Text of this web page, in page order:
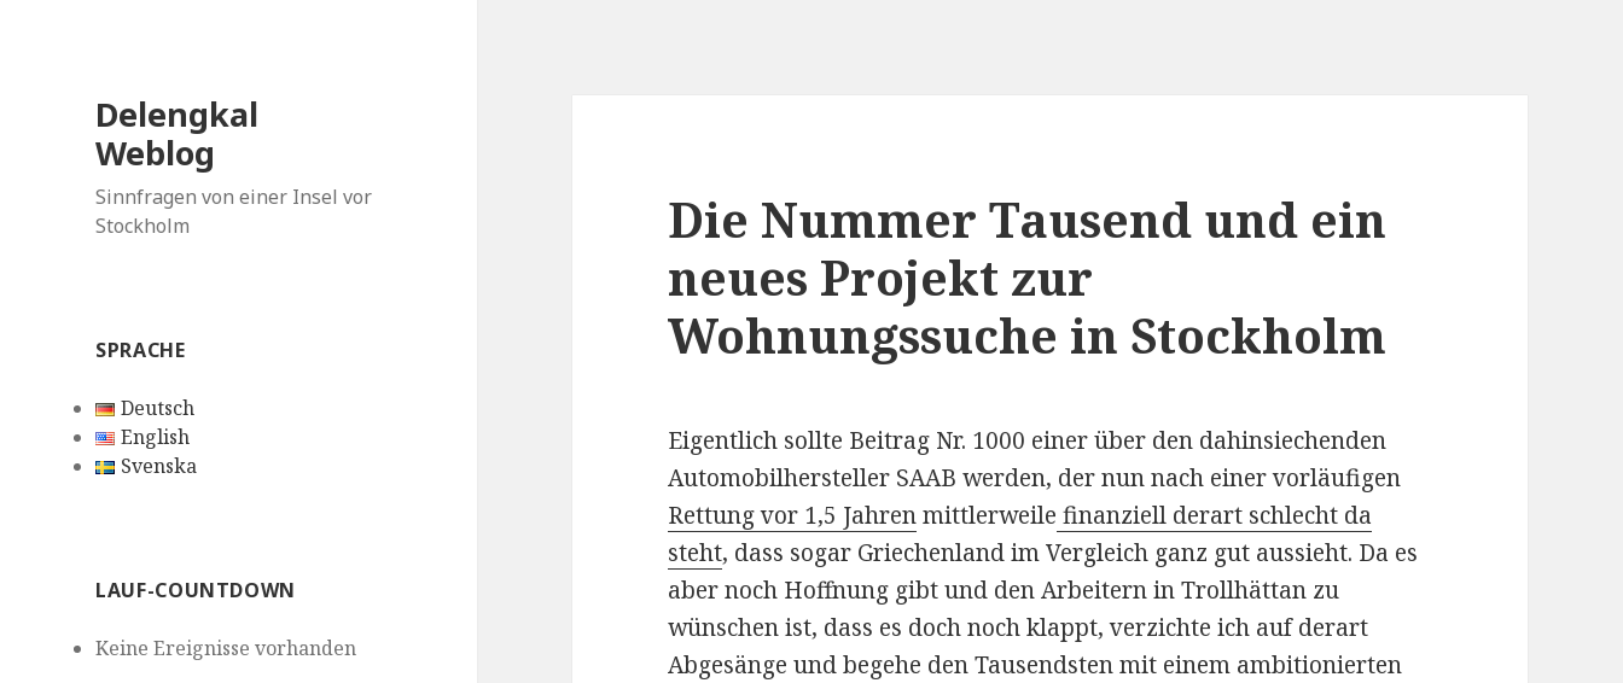
Delengkal
Weblog
Sinnfragen von einer Insel vor
Stockholm
SPRACHE
Deutsch
English
Svenska
LAUF-COUNTDOWN
Keine Ereignisse vorhanden
Die Nummer Tausend und ein
neues Projekt zur
Wohnungssuche in Stockholm
Eigentlich sollte Beitrag Nr. 1000 einer über den dahinsiechenden
Automobilhersteller SAAB werden, der nun nach einer vorläufigen
Rettung vor 1,5 Jahrenmittlerweile finanziell derart schlecht da
steht, dass sogar Griechenland im Vergleich ganz gut aussieht. Da es
aber noch Hoffnung gibt und den Arbeitern in Trollhättan zu
wünschen ist, dass es doch noch klappt, verzichte ich auf derart
Abgesänge und begehe den Tausendsten mit einem ambitionierten